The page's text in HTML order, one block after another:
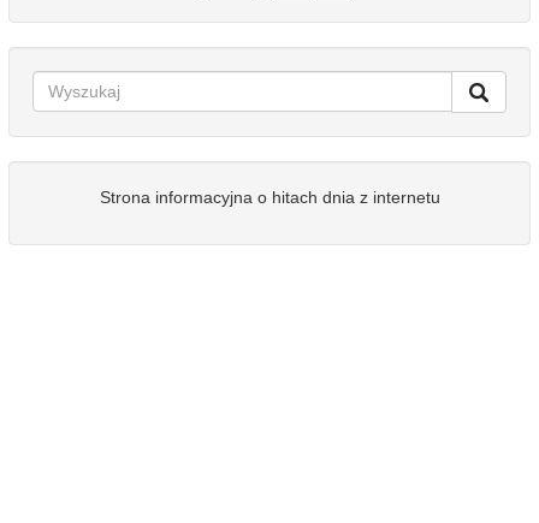
Strona informacyjna o hitach dnia z internetu